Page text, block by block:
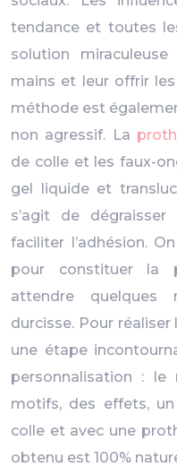
tendance et toutes
solution
mains et leur offrir
méthode est
non agressif. La
de colle et les faux-
gel liquide et
s’agit de
faciliter l’adhésion.
pour constituer la
attendre quelques
durcisse. Pour
une étape
personnalisation : le
motifs, des effets,
colle et avec une
obtenu est 100%